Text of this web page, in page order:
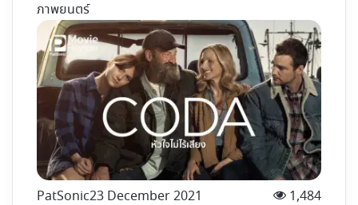
ภาพยนตร์
PatSonic23 December 2021 1,484